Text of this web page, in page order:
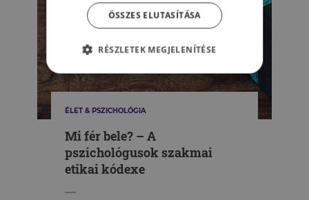
ÉLET & PSZICHOLÓGIA
Mi fér bele? – A
pszichológusok szakmai
etikai kódexe
ÖSSZES ELUTASÍTÁSA
RÉSZLETEK MEGJELENÍTÉSE